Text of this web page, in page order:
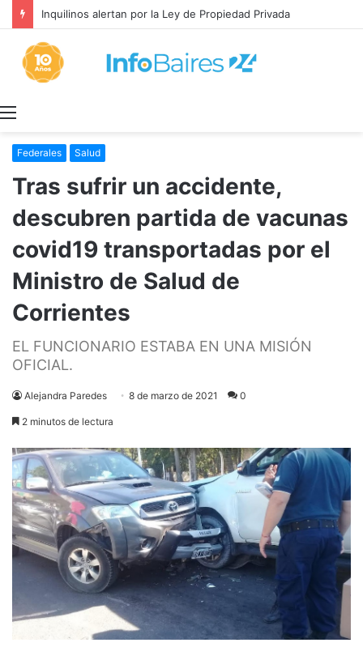
Federales Salud
Tras sufrir un accidente,
descubren partida de vacunas
covid19 transportadas por el
Ministro de Salud de
Corrientes
EL FUNCIONARIO ESTABA EN UNA MISIÓN
OFICIAL.
Alejandra Paredes 8 de marzo de 2021 0
2 minutos de lectura